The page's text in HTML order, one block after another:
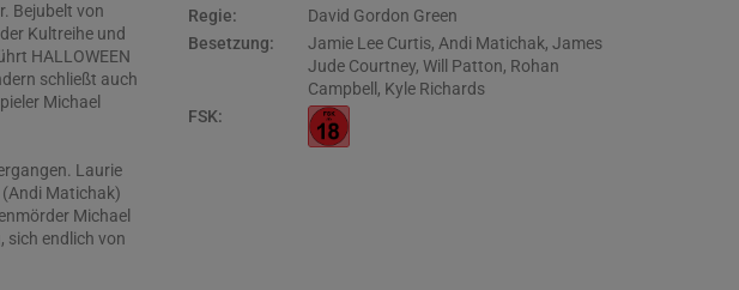
Bejubelt von
Kultreihe und
HALLOWEEN
schließt auch
Michael
Laurie
Matichak)
Michael
sich endlich von
und bestimmt
Regie:
David Gordon Green
Besetzung:
Jamie Lee Curtis, Andi Matichak, James
Jude Courtney, Will Patton, Rohan
Campbell , Kyle Richards
FSK: